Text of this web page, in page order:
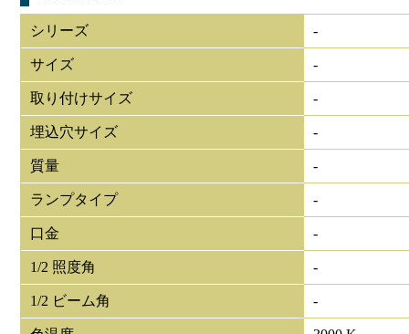
シリーズ -
サイズ -
取り付けサイズ -
埋込穴サイズ -
質量 -
ランプタイプ -
口金 -
1/2 照度角 -
1/2 ビーム角 -